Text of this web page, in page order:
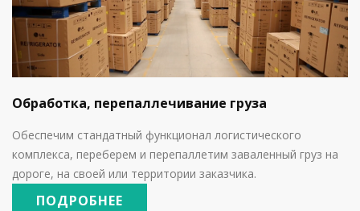
Обработка, перепаллечивание груза
Обеспечим стандатный функционал логистического
комплекса, переберем и перепаллетим заваленный груз на
дороге, на своей или территории заказчика.
ПОДРОБНЕЕ